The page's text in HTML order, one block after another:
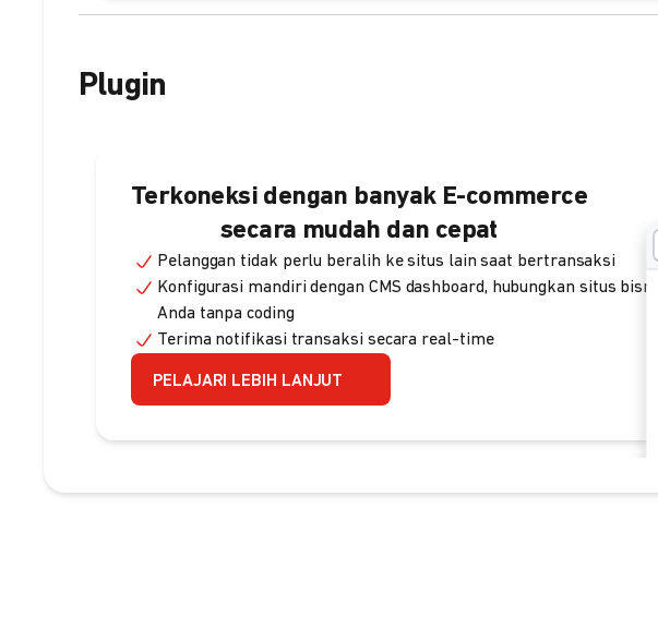
Plugin
Terkoneksi dengan banyak E-commerce
secara mudah dan cepat
Pelanggan tidak perlu beralih ke situs lain saat bertransaksi
Konfigurasi mandiri dengan CMS dashboard, hubungkan situs bisnis
Anda tanpa coding
Terima notifikasi transaksi secara real-time
PELAJARI LEBIH LANJUT